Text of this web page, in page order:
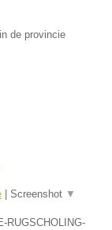
de provincie
Screenshot ▼
RUGSCHOLING-